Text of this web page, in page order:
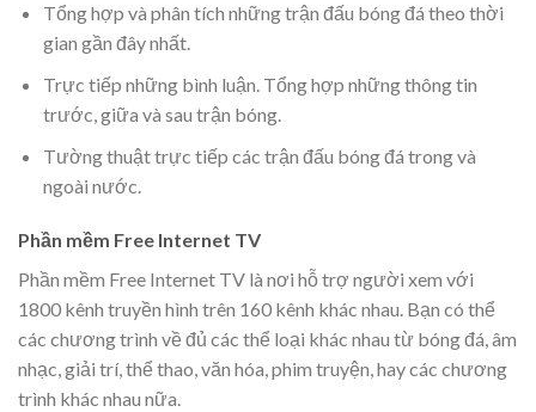
Tổng hợp và phân tích những trận đấu bóng đá theo thời
gian gần đây nhất.
Trực tiếp những bình luận. Tổng hợp những thông tin
trước, giữa và sau trận bóng.
Tường thuật trực tiếp các trận đấu bóng đá trong và
ngoài nước.
Phần mềm Free Internet TV
Phần mềm Free Internet TV là nơi hỗ trợ người xem với
1800 kênh truyền hình trên 160 kênh khác nhau. Bạn có thể
các chương trình về đủ các thể loại khác nhau từ bóng đá, âm
nhạc, giải trí, thể thao, văn hóa, phim truyện, hay các chương
trình khác nhau nữa.